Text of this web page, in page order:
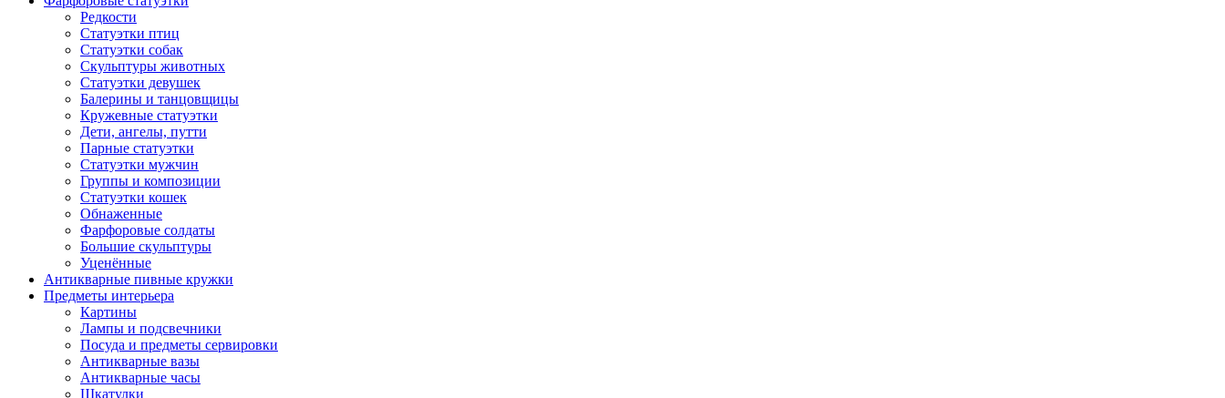
Редкости
Cтатуэтки птиц
Cтатуэтки собак
Скульптуры животных
Статуэтки девушек
Балерины и танцовщицы
Кружевные статуэтки
Дети, ангелы, путти
Парные статуэтки
Статуэтки мужчин
Группы и композиции
Статуэтки кошек
Обнаженные
Фарфоровые солдаты
Большие скульптуры
Уценённые
Антикварные пивные кружки
Предметы интерьера
Картины
Лампы и подсвечники
Посуда и предметы сервировки
Антикварные вазы
Антикварные часы
Шкатулки